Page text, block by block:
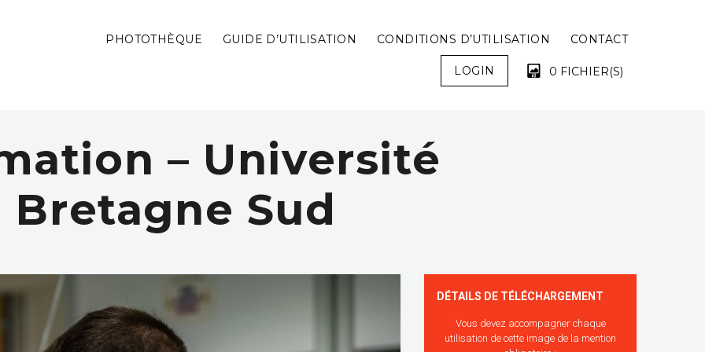
PHOTOTHÈQUE GUIDE D’UTILISATION CONDITIONS D’UTILISATION CONTACT
LOGIN 0 FICHIER(S)
VOTRE PANIER EST VIDE !
– Université
Bretagne Sud
DÉTAILS DE TÉLÉCHARGEMENT
Vous devez accompagner chaque
utilisation de cette image de la mention